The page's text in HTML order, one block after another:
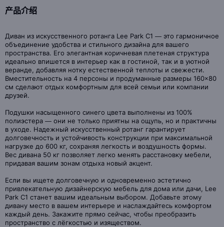
产品介绍
Диван из искусственного ротанга Lee Park C1 — это гармоничное
объединение удобства и стильного дизайна для вашего
пространства. Его элегантная коричневая плетеная структура
идеально впишется в интерьер как в гостиной, так и в уютной
веранде, добавляя нотку естественной теплоты и свежести.
Вместительность на 4 персоны и продуманные размеры 160×80
см сделают отдых комфортным для всей семьи или компании
друзей.
Подушки насыщенного синего цвета выполнены из 100%
полиэстера — они не только приятны на ощупь, но и практичны
в уходе. Надежный искусственный ротанг гарантирует
долговечность и устойчивость конструкции при максимальной
нагрузке до 600 кг, сохраняя легкость и воздушность формы.
Вес дивана 50 кг позволяет легко менять расстановку мебели,
придавая вашим зонам отдыха новый акцент.
Если вы ищете долговечную и одновременно эстетично
привлекательную дизайнерскую мебель для дома или дачи, Lee
Park C1 станет вашим идеальным выбором. Добавьте этому
дивану место в вашем интерьере и наслаждайтесь комфортом
каждый день. Закажите прямо сейчас, чтобы преобразить
пространство с лёгкостью и изяществом.